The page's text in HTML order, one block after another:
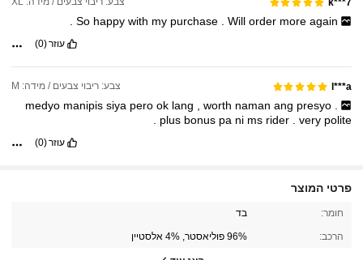
So happywith my purchase .Willorder moreagain
.
עוזר(0)
l***a צבע: ריבוי צבעים / מידה: M
medyo manipissiya perook lang ,worth namanang presyo .
plus bonus pa ni ms rider . very polite
.
עוזר(0)
פרטי המוצר
חומר: בד
הרכב: 96% פוליאסטר, 4% אלסטיין
1.1M עוקבים